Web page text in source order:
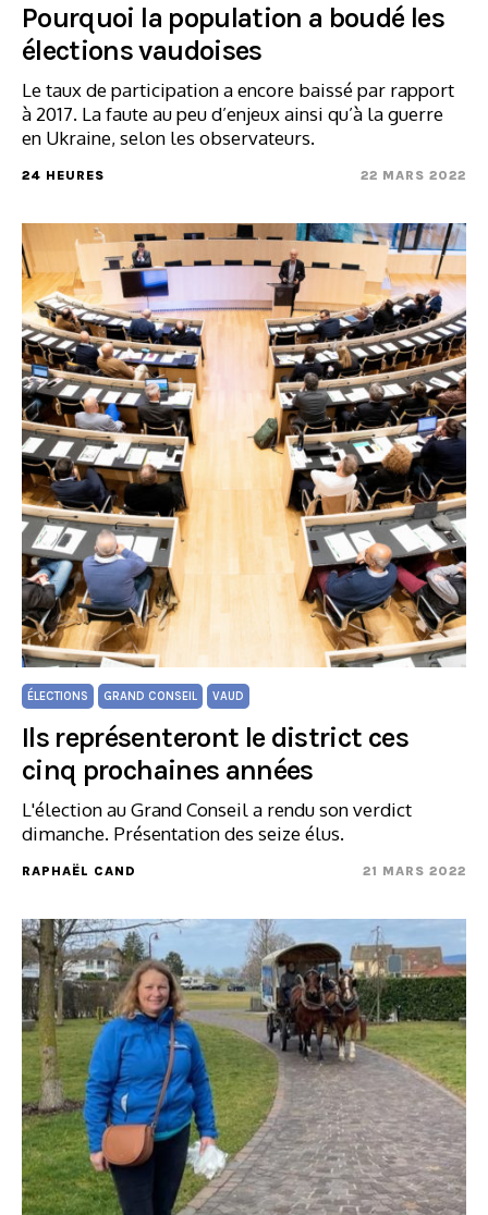
Pourquoi la population a boudé les
élections vaudoises
Le taux de participation a encore baissé par rapport
à 2017. La faute au peu d’enjeux ainsi qu’à la guerre
en Ukraine, selon les observateurs.
24 HEURES 22 MARS 2022
ÉLECTIONS GRAND CONSEIL VAUD
Ils représenteront le district ces
cinq prochaines années
L'élection au Grand Conseil a rendu son verdict
dimanche. Présentation des seize élus.
RAPHAËL CAND 21 MARS 2022